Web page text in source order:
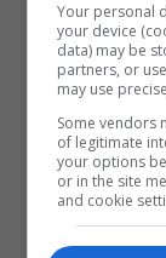
Your personal
your device
data) may be
partners, or
may use
Some vendors
of legitimate
your options
or in the site
and cookie